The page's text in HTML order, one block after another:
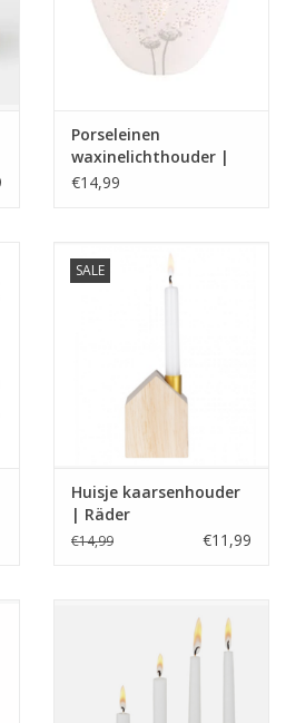
Porseleinen
waxinelichthouder |
Poetry light |
€14,99
SALE
Huisje kaarsenhouder
| Räder
€14,99 €11,99